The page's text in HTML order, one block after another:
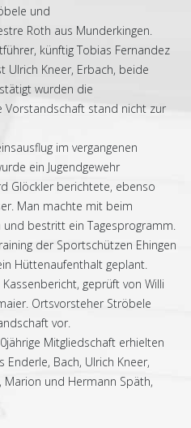
und
Roth aus Munderkingen.
künftig Tobias Fernandez
Ulrich Kneer, Erbach, beide
wurden die
Vorstandschaft stand nicht zur
im vergangenen
ein Jugendgewehr
Glöckler berichtete, ebenso
Man machte mit beim
bestritt ein Tagesprogramm.
der Sportschützen Ehingen
Hüttenaufenthalt geplant.
geprüft von Willi
Ortsvorsteher Ströbele
vor.
Mitgliedschaft erhielten
Bach, Ulrich Kneer,
Marion und Hermann Späth,